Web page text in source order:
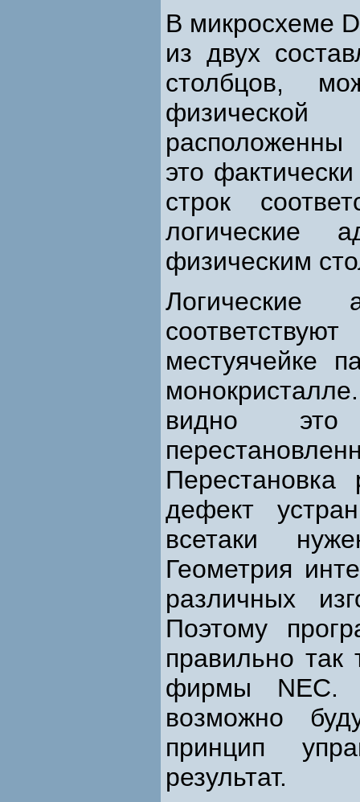
В микросхеме
из двух
столбцов,
это
строк
логические
физическим
местуячейке
видно это
Перестановка
дефект
всетаки
Геометрия
различных
Поэтому
правильно так
фирмы NEC.
возможно
принцип
результат.